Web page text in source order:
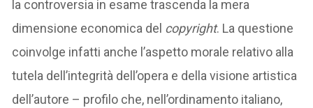
la controversia in esame trascenda la mera
dimensione economica del copyright. La questione
coinvolge infatti anche l’aspetto morale relativo alla
tutela dell’integrità dell’opera e della visione artistica
dell’autore – profilo che, nell’ordinamento italiano,